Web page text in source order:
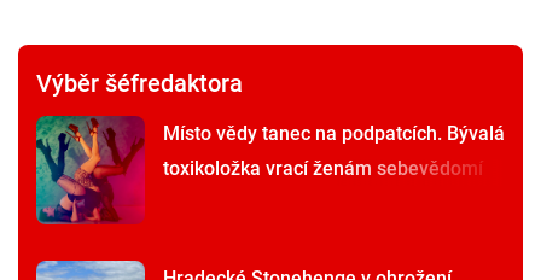
Výběr šéfredaktora
Místo vědy tanec na podpatcích. Bývalá
toxikoložka vrací ženám sebevědomí